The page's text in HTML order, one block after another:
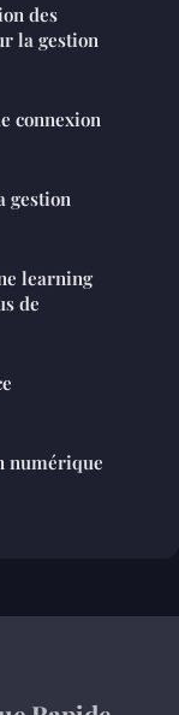
des
la gestion
connexion
gestion
learning
de
numérique